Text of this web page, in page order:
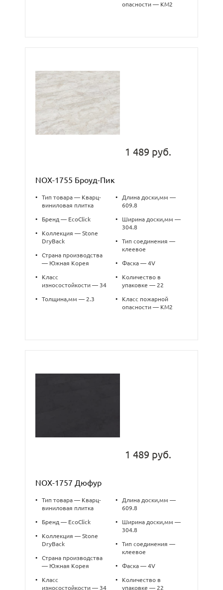
опасности — КМ2
1 489 руб.
NOX-1755 Броуд-Пик
•
Тип товара — Кварц-
виниловая плитка
• Бренд — EcoClick
•
Коллекция — Stone
DryBack
•
Страна производства
— Южная Корея
•
Класс
износостойкости — 34
• Толщина,мм — 2.3
•
Длина доски,мм —
609.8
•
Ширина доски,мм —
304.8
•
Тип соединения —
клеевое
• Фаска — 4V
•
Количество в
упаковке — 22
•
Класс пожарной
опасности — КМ2
1 489 руб.
NOX-1757 Дюфур
•
Тип товара — Кварц-
виниловая плитка
• Бренд — EcoClick
•
Коллекция — Stone
DryBack
•
Страна производства
— Южная Корея
•
Класс
износостойкости — 34
•
Длина доски,мм —
609.8
•
Ширина доски,мм —
304.8
•
Тип соединения —
клеевое
• Фаска — 4V
•
Количество в
упаковке — 22